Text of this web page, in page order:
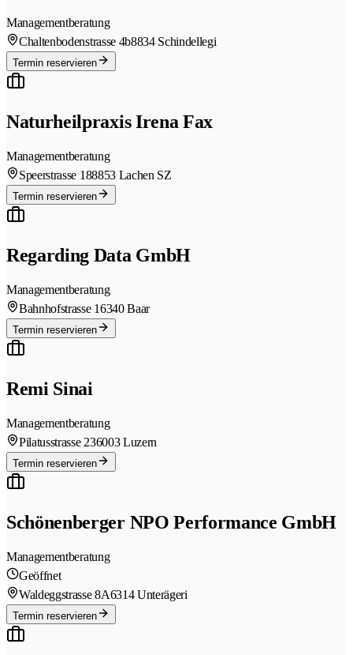
Managementberatung
Chaltenbodenstrasse 4b8834 Schindellegi
Termin reservieren
Naturheilpraxis Irena Fax
Managementberatung
Speerstrasse 188853 Lachen SZ
Termin reservieren
Regarding Data GmbH
Managementberatung
Bahnhofstrasse 16340 Baar
Termin reservieren
Remi Sinai
Managementberatung
Pilatusstrasse 236003 Luzern
Termin reservieren
Schönenberger NPO Performance GmbH
Managementberatung
Geöffnet
Waldeggstrasse 8A6314 Unterägeri
Termin reservieren